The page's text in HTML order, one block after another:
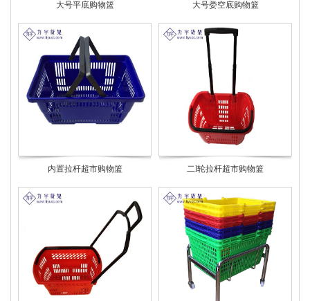
大号平底购物篮 大号娄空底购物篮
内置拉杆超市购物篮 二l轮拉杆超市购物篮